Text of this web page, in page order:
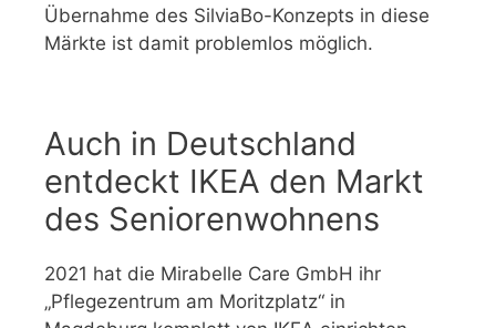
Übernahme des SilviaBo-Konzepts in diese
Märkte ist damit problemlos möglich.
Auch in Deutschland
entdeckt IKEA den Markt
des Seniorenwohnens
2021 hat die Mirabelle Care GmbH ihr
„Pflegezentrum am Moritzplatz“ in